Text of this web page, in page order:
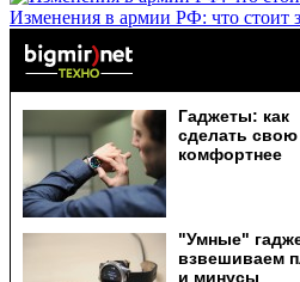
Изменения в армии РФ: что стоит